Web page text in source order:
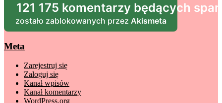
121 175 komentarzy będących
zostało zablokowanych przez Akismeta
Meta
Zarejestruj się
Zaloguj się
Kanał wpisów
Kanał komentarzy
WordPress.org